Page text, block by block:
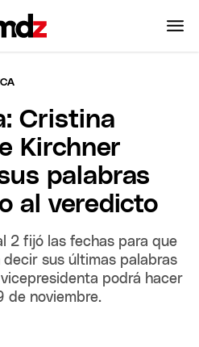
Cristina
Kirchner
palabras
al veredicto
2 fijó las fechas para que
sus últimas palabras
podrá hacer
de noviembre.